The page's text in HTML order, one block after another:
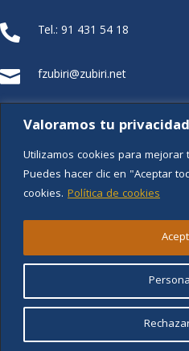
Valoramos tu privacidad
Utilizamos cookies para
Puedes hacer clic en "Aceptar
cookies. Política de cookies
 Tel.: 91 431 54 18
 fzubiri@zubiri.net
FUNDACIÓN XZ
Política de
Política de cookies